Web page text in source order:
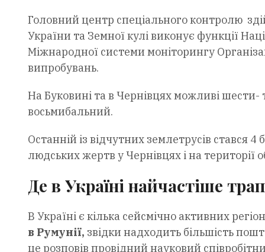
Головний центр спеціального контролю
України та Земної кулі виконує функції
Міжнародної системи моніторингу
випробувань.
На Буковині та в Чернівцях можливі шести-
восьмибальний.
Останній із відчутних землетрусів стався
людських жертв у Чернівцях і на території
Де в Україні найчастіше
В Україні є кілька сейсмічно активних
в Румунії, звідки надходить більшість
це розповів провідний науковий